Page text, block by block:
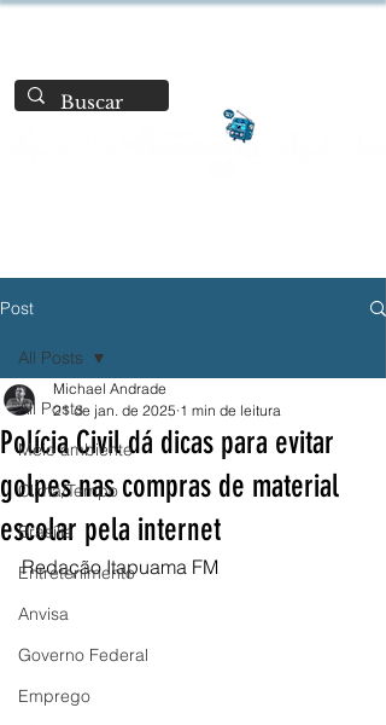
Post
All Posts
Meio ambiente
Clima/Tempo
Brasília
Entretenimento
Anvisa
Governo Federal
Emprego
All Posts
Polícia Civil dá dicas para evitar
golpes nas compras de material
escolar pela internet
Michael Andrade
21 de jan. de 2025 1 min de leitura
Redação Itapuama FM